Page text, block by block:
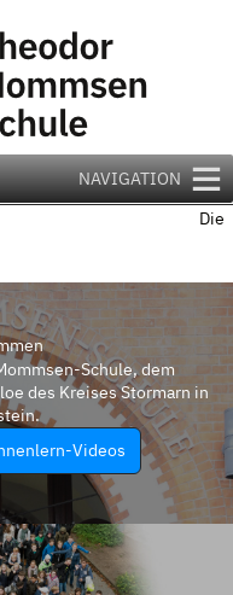
NAVIGATION
Schule, dem
des Kreises Stormarn in
Videos